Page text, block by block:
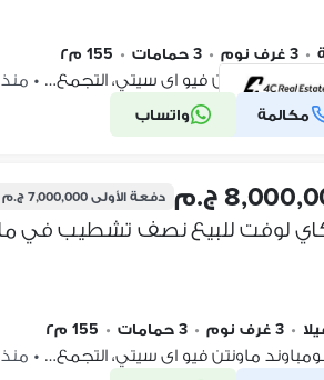
• 3 غرف نوم • 3 حمامات • 155 م٢
كومباوند ماونتن فيو اى سيتي، التجمع… • منذ 3 ساعات
مكالمة واتساب شركة موثقة
ج.م دفعة الأولى7,000,000 ج.م
• 3 غرف نوم • 3 حمامات • 155 م٢
ماونتن فيو اى سيتي، التجمع… • منذ 3 ساعات